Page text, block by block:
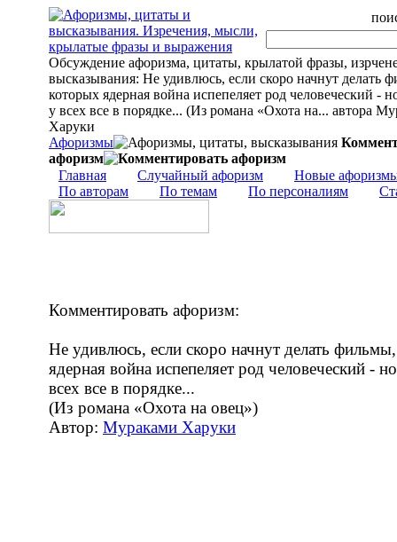
Обсуждение афоризма, цитаты, крылатой фразы,
высказывания: Не удивлюсь, если скоро начнут делать
которых ядерная война испепеляет род человеческий -
у всех все в порядке... (Из романа «Охота на... автора
Харуки
Афоризмы
афоризм
Главная
Случайный афоризм
Новые
По авторам
По темам По персоналиям
Комментировать афоризм:
Не удивлюсь, если скоро начнут делать
ядерная война испепеляет род человеческий -
всех все в порядке...
(Из романа «Охота на овец»)
Автор: Мураками Харуки